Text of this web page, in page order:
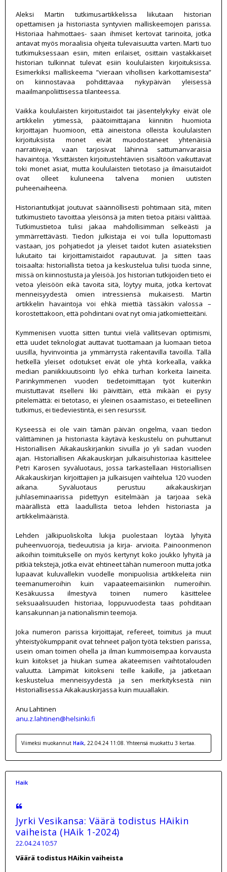
Aleksi Martin tutkimusartikkelissa liikutaan historian
opettamisen ja historiasta syntyvien malliskeemojen parissa.
Historiaa hahmottaes- saan ihmiset kertovat tarinoita, jotka
antavat myös moraalisia ohjeita tulevaisuutta varten. Marti tuo
tutkimuksessaan esiin, miten erilaiset, osittain vastakkaiset
historian tulkinnat tulevat esiin koululaisten kirjoituksissa.
Esimerkiksi malliskeema ”vieraan vihollisen karkottamisesta”
on kiinnostavaa pohdittavaa nykypäivän yleisessä
maailmanpoliittisessa tilanteessa.
Vaikka koululaisten kirjoitustaidot tai jäsentelykyky eivät ole
artikkelin ytimessä, päätoimittajana kiinnitin huomiota
kirjoittajan huomioon, että aineistona olleista koululaisten
kirjoituksista monet eivät muodostaneet yhtenäisiä
narratiiveja, vaan tarjosivat lähinnä sattumanvaraisia
havaintoja. Yksittäisten kirjoitustehtävien sisältöön vaikuttavat
toki monet asiat, mutta koululaisten tietotaso ja ilmaisutaidot
ovat olleet kuluneena talvena monien uutisten
puheenaiheena.
Historiantutkijat joutuvat säännöllisesti pohtimaan sitä, miten
tutkimustieto tavoittaa yleisönsä ja miten tietoa pitäisi välittää.
Tutkimustietoa tulisi jakaa mahdollisimman selkeästi ja
ymmärrettävästi. Tiedon julkistaja ei voi tulla loputtomasti
vastaan, jos pohjatiedot ja yleiset taidot kuten asiatekstien
lukutaito tai kirjoittamistaidot rapautuvat. Ja sitten taas
toisaalta: historiallista tietoa ja keskustelua tulisi tuoda sinne,
missä on kiinnostusta ja yleisöä. Jos historian tutkijoiden tieto ei
vetoa yleisöön eikä tavoita sitä, löytyy muita, jotka kertovat
menneisyydestä omien intressiensä mukaisesti. Martin
artikkelin havaintoja voi ehkä miettiä tässäkin valossa –
korostettakoon, että pohdintani ovat nyt omia jatkomietteitäni.
Kymmenisen vuotta sitten tuntui vielä vallitsevan optimismi,
että uudet teknologiat auttavat tuottamaan ja luomaan tietoa
uusilla, hyvinvointia ja ymmärrystä rakentavilla tavoilla. Tällä
hetkellä yleiset odotukset eivät ole yhtä korkealla, vaikka
median paniikkiuutisointi lyö ehkä turhan korkeita laineita.
Parinkymmenen vuoden tiedetoimittajan työt kuitenkin
muistuttavat itselleni liki päivittäin, että mikään ei pysy
pitelemättä: ei tietotaso, ei yleinen osaamistaso, ei tieteellinen
tutkimus, ei tiedeviestintä, ei sen resurssit.
Kyseessä ei ole vain tämän päivän ongelma, vaan tiedon
välittäminen ja historiasta käytävä keskustelu on puhuttanut
Historiallisen Aikakauskirjankin sivuilla jo yli sadan vuoden
ajan. Historiallisen Aikakauskirjan julkaisuhistoriaa käsittelee
Petri Karosen syväluotaus, jossa tarkastellaan Historiallisen
Aikakauskirjan kirjoittajien ja julkaisujen vaihtelua 120 vuoden
aikana. Syväluotaus perustuu aikakauskirjan
juhlaseminaarissa pidettyyn esitelmään ja tarjoaa sekä
määrällistä että laadullista tietoa lehden historiasta ja
artikkelimääristä.
Lehden jälkipuoliskolta lukija puolestaan löytää lyhyitä
puheenvuoroja, tiedeuutisia ja kirja- arvioita. Painoonmenon
aikoihin toimitukselle on myös kertynyt koko joukko lyhyitä ja
pitkiä tekstejä, jotka eivät ehtineet tähän numeroon mutta jotka
lupaavat kuluvallekin vuodelle monipuolisia artikkeleita niin
teemanumeroihin kuin vapaateemaisiinkin numeroihin.
Kesäkuussa ilmestyvä toinen numero käsittelee
seksuaalisuuden historiaa, loppuvuodesta taas pohditaan
kansakunnan ja nationalismin teemoja.
Joka numeron parissa kirjoittajat, refereet, toimitus ja muut
yhteistyökumppanit ovat tehneet paljon työtä tekstien parissa,
usein oman toimen ohella ja ilman kummoisempaa korvausta
kuin kiitokset ja hiukan sumea akateemisen vaihtotalouden
valuutta. Lämpimät kiitokseni teille kaikille, ja jatketaan
keskustelua menneisyydestä ja sen merkityksestä niin
Historiallisessa Aikakauskirjassa kuin muuallakin.
Anu Lahtinen
anu.z.lahtinen@helsinki.fi
Viimeksi muokannut Haik, 22.04.24 11:08. Yhteensä muokattu 3 kertaa.
Haik
Jyrki Vesikansa: Väärä todistus HAikin
vaiheista (HAik 1-2024)
22.04.24 10:57
Väärä todistus HAikin vaiheista